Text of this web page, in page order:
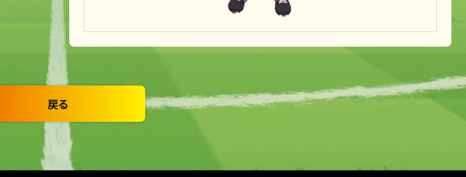
戻る